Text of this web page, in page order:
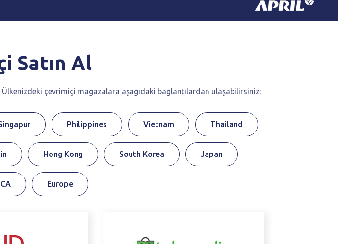
Satın Al
çevrimiçi mağazalara aşağıdaki bağlantılardan ulaşabilirsiniz:
Philippines Vietnam Thailand
Hong Kong South Korea Japan
Europe